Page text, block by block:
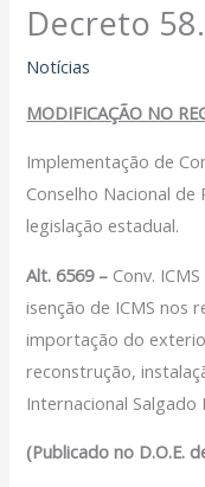
Porque ser
Contribuição
Filiação
EICON
Assessoria
Convênios
Vagas/
Cursos
Decreto
Notícias
MODIFICAÇÃO NO
Implementação de
Conselho Nacional de
legislação estadual.
Alt. 6569 – Conv.
isenção de ICMS nos
importação do
reconstrução,
Internacional Salgado
(Publicado no D.O.E.